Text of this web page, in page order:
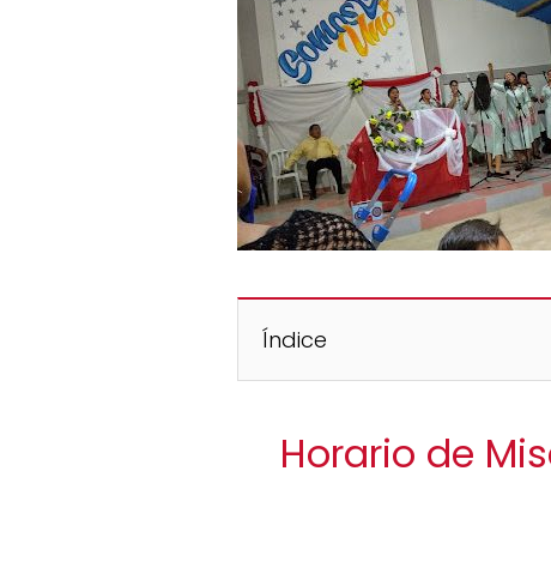
Índice
Horario de